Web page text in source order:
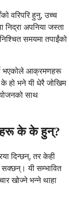
वरिपरि हुनु, उच्च
निद्रा अपनिया जस्ता
समयमा तपाईंको
भएकोले आक्रमणहरू
हो भने यी धेरै जोखिम
साथ
के के हुन्?
दिन्छन्, तर केही
सक्छन्। यी सम्भावित
खोज्ने भन्ने थाहा